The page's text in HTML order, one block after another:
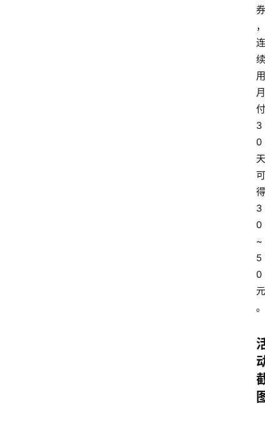
券
，
连
续
用
月
付
3
0
天
可
得
3
0
~
5
0
元
。